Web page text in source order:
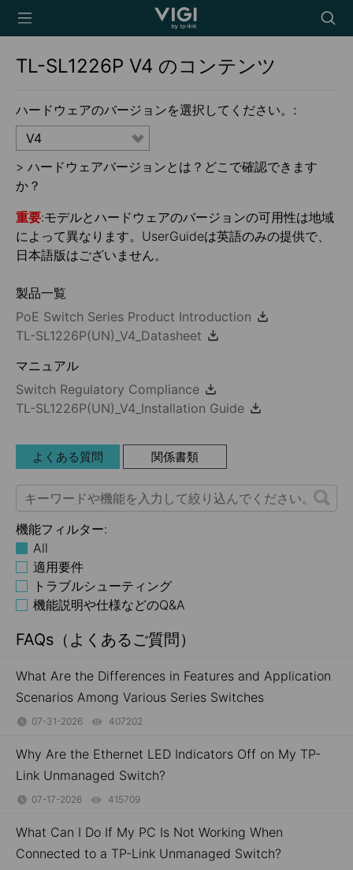
TP-Link, Reliably
icon
TL-SL1226P V4 のコンテンツ
ハードウェアのバージョンを選択してください。:
V4
> ハードウェアバージョンとは？どこで確認できます
か？
重要:モデルとハードウェアのバージョンの可用性は地域
によって異なります。UserGuideは英語のみの提供で、
日本語版はございません。
製品一覧
PoE Switch Series Product Introduction
TL-SL1226P(UN)_V4_Datasheet
マニュアル
Switch Regulatory Compliance
TL-SL1226P(UN)_V4_Installation Guide
よくある質問 関係書類
機能フィルター:
All
適用要件
トラブルシューティング
機能説明や仕様などのQ&A
FAQs（よくあるご質問）
What Are the Differences in Features and Application
Scenarios Among Various Series Switches
07-31-2026 407202
Why Are the Ethernet LED Indicators Off on My TP-
Link Unmanaged Switch?
07-17-2026 415709
What Can I Do If My PC Is Not Working When
Connected to a TP-Link Unmanaged Switch?